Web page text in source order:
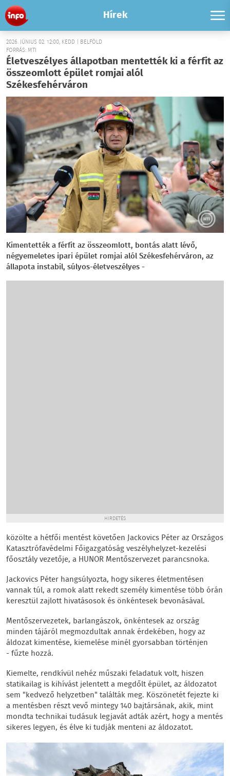
Hírek
2026. JÚNIUS 02. 12:00, KEDD | BELFÖLD
FORRÁS: MTI
Életveszélyes állapotban mentették ki a férfit az
összeomlott épület romjai alól
Székesfehérváron
Kimentették a férfit az összeomlott, bontás alatt lévő,
négyemeletes ipari épület romjai alól Székesfehérváron, az
állapota instabil, súlyos-életveszélyes -
HIRDETÉS
közölte a hétfői mentést követően Jackovics Péter az Országos
Katasztrófavédelmi Főigazgatóság veszélyhelyzet-kezelési
főosztály vezetője, a HUNOR Mentőszervezet parancsnoka.
Jackovics Péter hangsúlyozta, hogy sikeres életmentésen
vannak túl, a romok alatt rekedt személy kimentése több órán
keresztül zajlott hivatásosok és önkéntesek bevonásával.
Mentőszervezetek, barlangászok, önkéntesek az ország
minden tájáról megmozdultak annak érdekében, hogy az
áldozat kimentése, kiemelése minél gyorsabban történjen
- fűzte hozzá.
Kiemelte, rendkívül nehéz műszaki feladatuk volt, hiszen
statikailag is kihívást jelentett a megdőlt épület, az áldozatot
sem "kedvező helyzetben" találták meg. Köszönetét fejezte ki
a mentésben részt vevő mintegy 140 bajtársának, akik, mint
mondta technikai tudásuk legjavát adták azért, hogy a mentés
sikeres legyen, és élve ki tudják menteni az áldozatot.